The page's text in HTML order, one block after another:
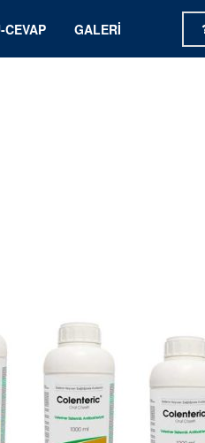
CEVAP GALERI